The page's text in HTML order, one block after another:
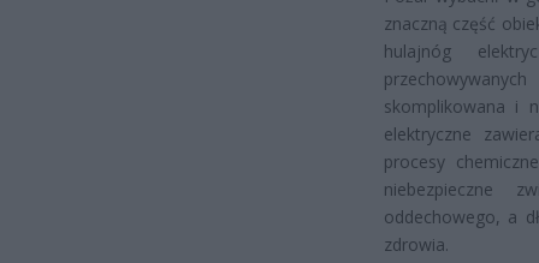
znaczną część
hulajnóg
skomplikowana i
elektryczne
procesy
niebezpieczne
oddechowego, a
zdrowia.